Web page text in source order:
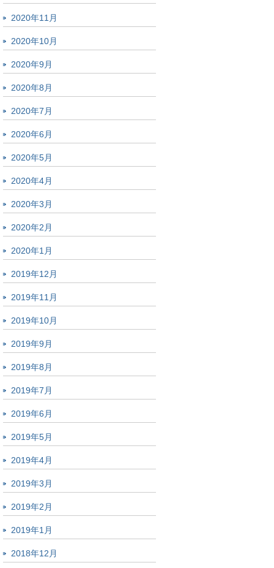
2020年11月
2020年10月
2020年9月
2020年8月
2020年7月
2020年6月
2020年5月
2020年4月
2020年3月
2020年2月
2020年1月
2019年12月
2019年11月
2019年10月
2019年9月
2019年8月
2019年7月
2019年6月
2019年5月
2019年4月
2019年3月
2019年2月
2019年1月
2018年12月